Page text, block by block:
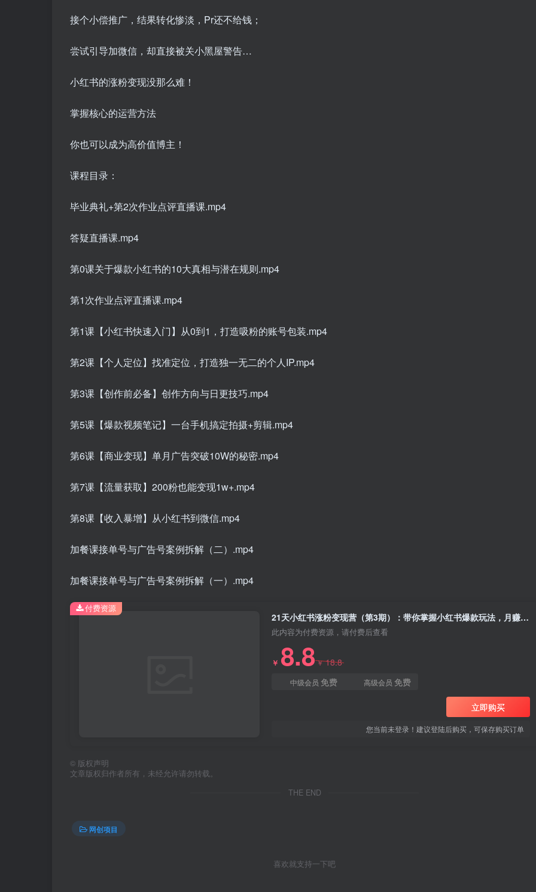
接个小偿推广，结果转化惨淡，Pr还不给钱；
尝试引导加微信，却直接被关小黑屋警告…
小红书的涨粉变现没那么难！
掌握核心的运营方法
你也可以成为高价值博主！
课程目录：
毕业典礼+第2次作业点评直播课.mp4
答疑直播课.mp4
第0课关于爆款小红书的10大真相与潜在规则.mp4
第1次作业点评直播课.mp4
第1课【小红书快速入门】从0到1，打造吸粉的账号包装.mp4
第2课【个人定位】找准定位，打造独一无二的个人IP.mp4
第3课【创作前必备】创作方向与日更技巧.mp4
第5课【爆款视频笔记】一台手机搞定拍摄+剪辑.mp4
第6课【商业变现】单月广告突破10W的秘密.mp4
第7课【流量获取】200粉也能变现1w+.mp4
第8课【收入暴增】从小红书到微信.mp4
加餐课接单号与广告号案例拆解（二）.mp4
加餐课接单号与广告号案例拆解（一）.mp4
21天小红书涨粉变现营（第3期）：带你掌握小红书爆款玩法，月赚10W+秘密
此内容为付费资源，请付费后查看
￥ 8.8￥18.8
中级会员 免费 高级会员 免费
立即购买
您当前未登录！建议登陆后购买，可保存购买订单
付费资源
© 版权声明
文章版权归作者所有，未经允许请勿转载。
THE END
网创项目
喜欢就支持一下吧